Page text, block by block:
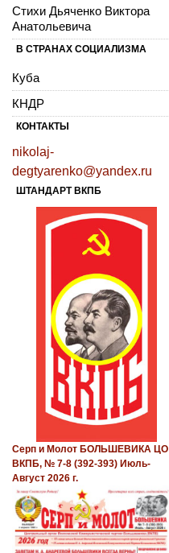
Стихи Дьяченко Виктора
Анатольевича
В СТРАНАХ СОЦИАЛИЗМА
Куба
КНДР
КОНТАКТЫ
nikolaj-
degtyarenko@yandex.ru
ШТАНДАРТ ВКПБ
Серп и Молот БОЛЬШЕВИКА ЦО
ВКПБ, № 7-8 (392-393) Июль-
Август 2026 г.